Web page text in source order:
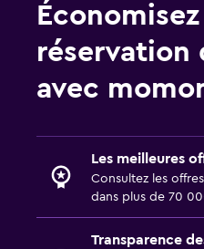
réservation
avec
Les meilleures
Consultez les
dans plus de 70
Transparence